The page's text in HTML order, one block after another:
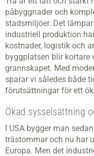
påbyggnader och
stadsmiljöer. Det
industriell produktion
kostnader, logistik och
byggplatsen blir kortare
grannskapet. Med
sparar vi således både
förutsättningar för ett
Ökad sysselsättning
I USA bygger man
trästommar och nu har
Europa. Men det